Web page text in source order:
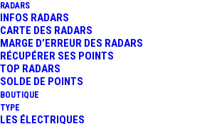
RADARS
INFOS RADARS
CARTE DES RADARS
MARGE D’ERREUR DES RADARS
RÉCUPÉRER SES POINTS
TOP RADARS
SOLDE DE POINTS
BOUTIQUE
TYPE
LES ÉLECTRIQUES
RESPONSABLE ?